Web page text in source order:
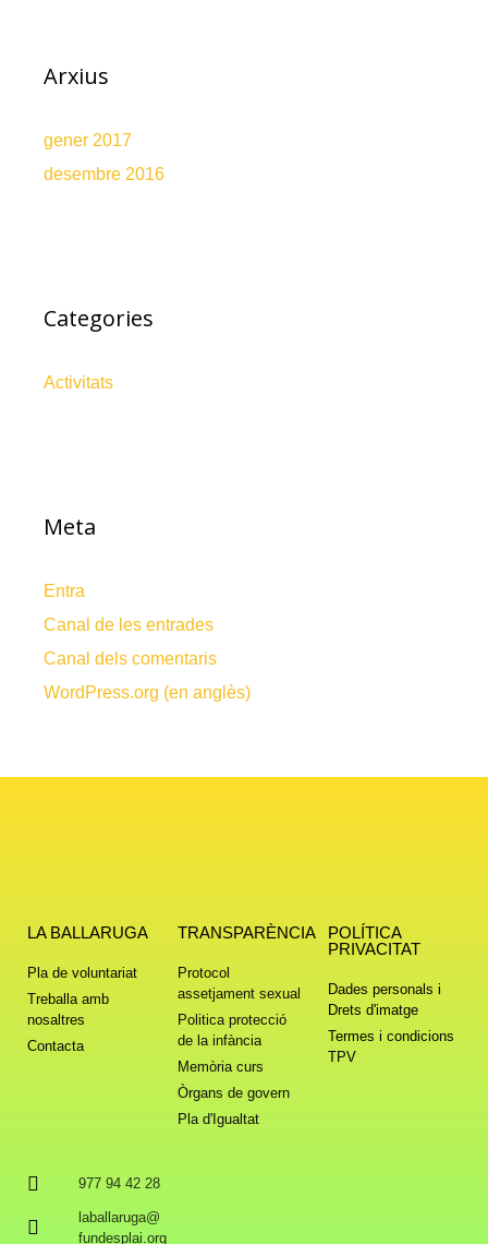
Arxius
gener 2017
desembre 2016
Categories
Activitats
Meta
Entra
Canal de les entrades
Canal dels comentaris
WordPress.org (en anglès)
LA BALLARUGA
Pla de voluntariat
Treballa amb
nosaltres
Contacta
TRANSPARÈNCIA
Protocol
assetjament sexual
Politica protecció
de la infància
Memòria curs
Òrgans de govern
Pla d'Igualtat
POLÍTICA
PRIVACITAT
Dades personals i
Drets d'imatge
Termes i condicions
TPV
977 94 42 28
laballaruga@
fundesplai.org